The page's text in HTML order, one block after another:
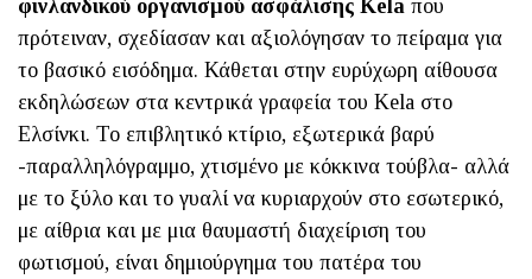
φινλανδικού οργανισμού ασφάλισης Kela που
πρότειναν, σχεδίασαν και αξιολόγησαν το πείραμα για
το βασικό εισόδημα. Κάθεται στην ευρύχωρη αίθουσα
εκδηλώσεων στα κεντρικά γραφεία του Kela στο
Ελσίνκι. Το επιβλητικό κτίριο, εξωτερικά βαρύ
-παραλληλόγραμμο, χτισμένο με κόκκινα τούβλα- αλλά
με το ξύλο και το γυαλί να κυριαρχούν στο εσωτερικό,
με αίθρια και με μια θαυμαστή διαχείριση του
φωτισμού, είναι δημιούργημα του πατέρα του